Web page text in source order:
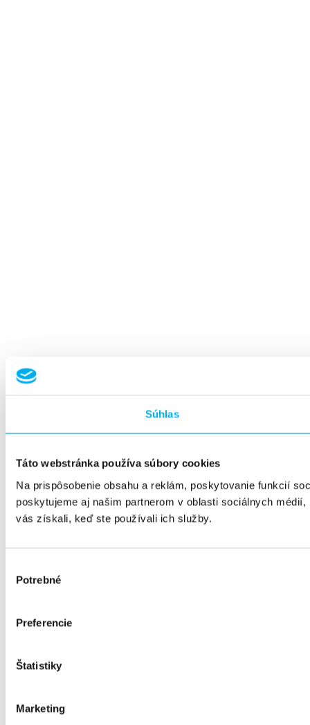
Súhlas
Táto webstránka používa súbory cookies
Na prispôsobenie obsahu a reklám, poskytovanie funkcií
poskytujeme aj našim partnerom v oblasti sociálnych
vás získali, keď ste používali ich služby.
súhlasu
Potrebné
Preferencie
Štatistiky
Marketing